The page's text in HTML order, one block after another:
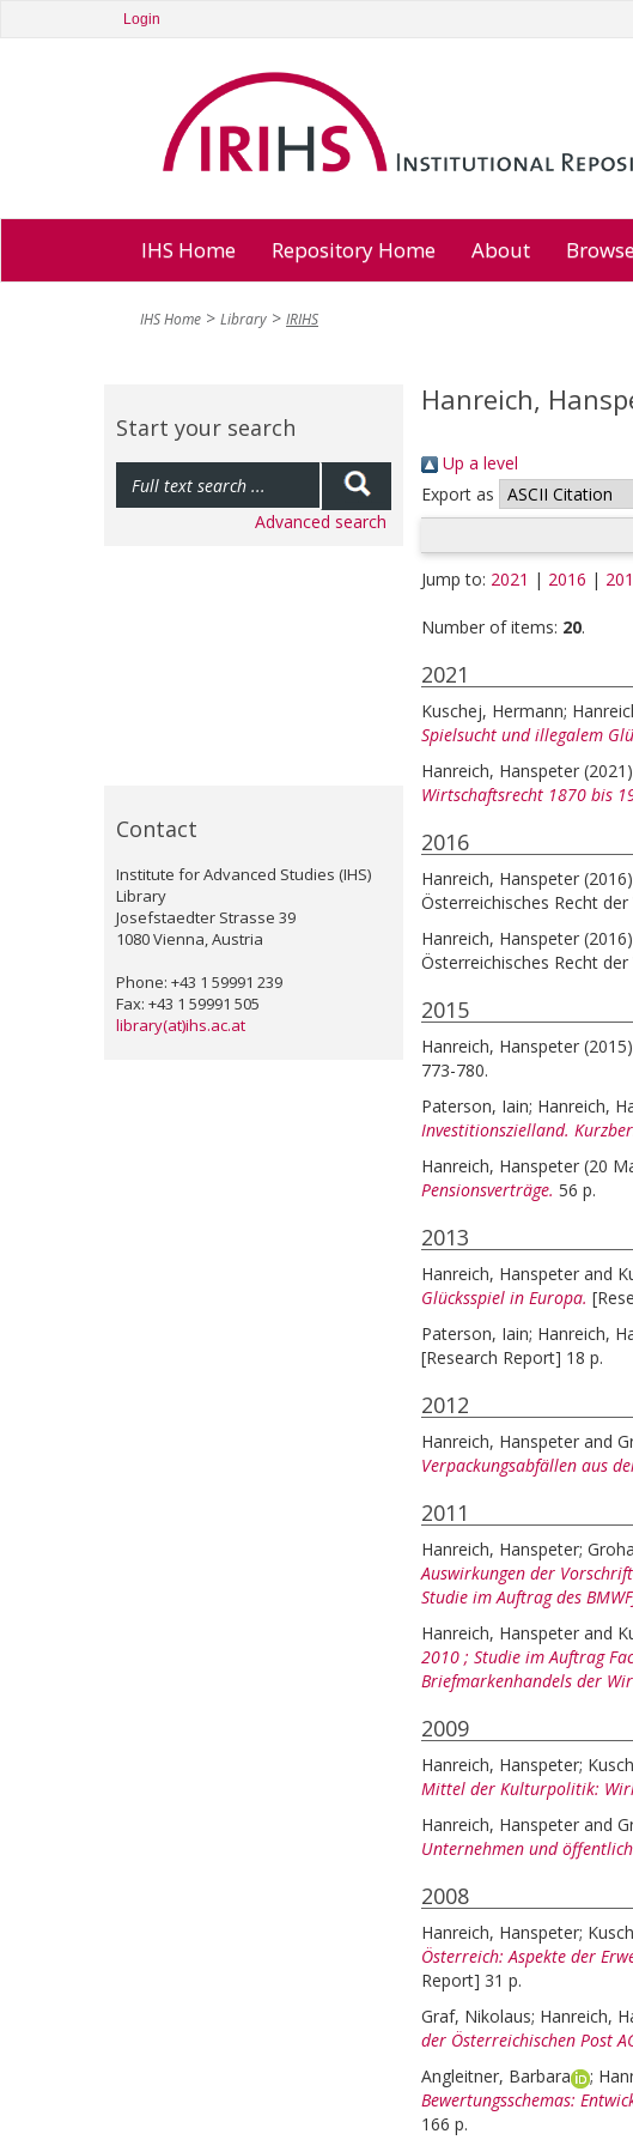
Login
IHS Home Repository Home About
IHS Home Library IRIHS
Start your search
Advanced search
Contact
Institute for Advanced Studies (IHS)
Library
Josefstaedter Strasse 39
1080 Vienna, Austria
Phone: +43 1 59991 239
Fax: +43 1 59991 505
library(at)ihs.ac.at
Hanreich,
Up a level
Export as
Jump to: 2021 | 2016 |
Number of items: 20.
2021
Kuschej, Hermann;
Spielsucht und illegalem
Hanreich, Hanspeter (2021)
Wirtschaftsrecht 1870 bis
2016
Hanreich, Hanspeter (2016)
Österreichisches Recht
Hanreich, Hanspeter (2016)
Österreichisches Recht
2015
Hanreich, Hanspeter (2015)
773-780.
Paterson, Iain; Hanreich,
Investitionszielland.
Hanreich, Hanspeter (20
Pensionsverträge. 56 p.
2013
Hanreich, Hanspeter and
Glücksspiel in Europa.
Paterson, Iain; Hanreich,
[Research Report] 18 p.
2012
Hanreich, Hanspeter and
Verpackungsabfällen aus
2011
Hanreich, Hanspeter;
Auswirkungen der
Studie im Auftrag des
Hanreich, Hanspeter and
2010 ; Studie im Auftrag
Briefmarkenhandels der
2009
Hanreich, Hanspeter;
Mittel der Kulturpolitik:
Hanreich, Hanspeter and
Unternehmen und
2008
Hanreich, Hanspeter;
Österreich: Aspekte der
Report] 31 p.
Graf, Nikolaus; Hanreich,
der Österreichischen Post
Angleitner, Barbara
;
Bewertungsschemas:
166 p.